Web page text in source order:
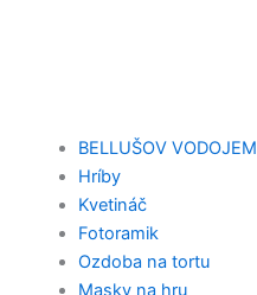
BELLUŠOV VODOJEM
Hríby
Kvetináč
Fotoramik
Ozdoba na tortu
Masky na hru